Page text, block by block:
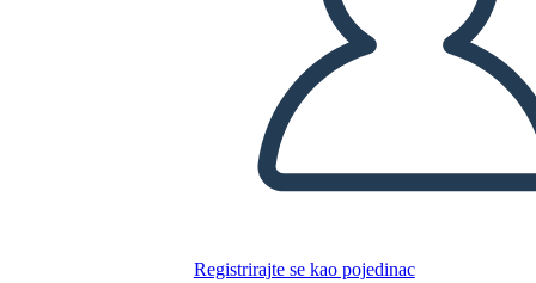
Registrirajte se kao pojedinac
ČITAJ MI